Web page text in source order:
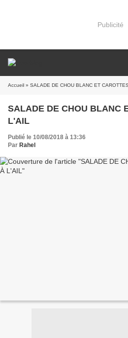
Publicité
Accueil » SALADE DE CHOU BLANC ET
SALADE DE CHOU BLANC
L'AIL
Publié le 10/08/2018 à 13:36
Par Rahel